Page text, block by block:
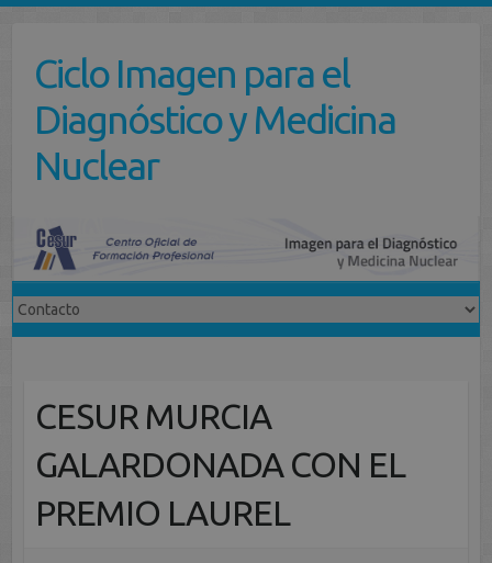
contenidoCiclo Imagen para el
Diagnóstico y Medicina
Nuclear
CESUR MURCIA
GALARDONADA CON EL
PREMIO LAUREL